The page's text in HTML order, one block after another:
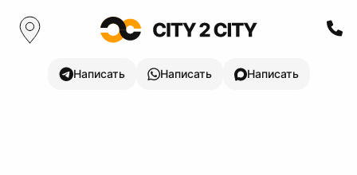
Написать Написать Написать